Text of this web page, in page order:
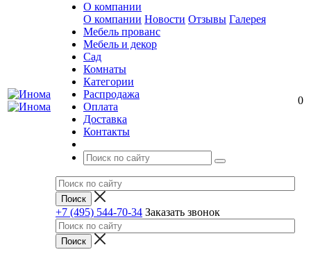
О компании
О компании Новости Отзывы Галерея
Мебель прованс
Мебель и декор
Сад
Комнаты
Категории
Распродажа
Оплата
Доставка
Контакты
+7 (495) 544-70-34 Заказать звонок
0